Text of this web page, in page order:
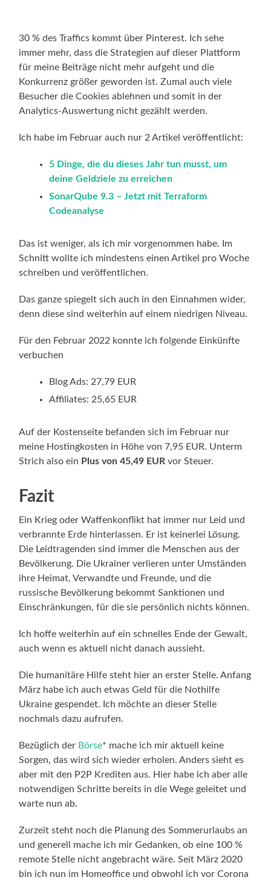
30 % des Traffics kommt über Pinterest. Ich sehe
immer mehr, dass die Strategien auf dieser Plattform
für meine Beiträge nicht mehr aufgeht und die
Konkurrenz größer geworden ist. Zumal auch viele
Besucher die Cookies ablehnen und somit in der
Analytics-Auswertung nicht gezählt werden.
Ich habe im Februar auch nur 2 Artikel veröffentlicht:
5 Dinge, die du dieses Jahr tun musst, um
deine Geldziele zu erreichen
SonarQube 9.3 – Jetzt mit Terraform
Codeanalyse
Das ist weniger, als ich mir vorgenommen habe. Im
Schnitt wollte ich mindestens einen Artikel pro Woche
schreiben und veröffentlichen.
Das ganze spiegelt sich auch in den Einnahmen wider,
denn diese sind weiterhin auf einem niedrigen Niveau.
Für den Februar 2022 konnte ich folgende Einkünfte
verbuchen
Blog Ads: 27,79 EUR
Affiliates: 25,65 EUR
Auf der Kostenseite befanden sich im Februar nur
meine Hostingkosten in Höhe von 7,95 EUR. Unterm
Strich also ein Plus von 45,49 EUR vor Steuer.
Fazit
Ein Krieg oder Waffenkonflikt hat immer nur Leid und
verbrannte Erde hinterlassen. Er ist keinerlei Lösung.
Die Leidtragenden sind immer die Menschen aus der
Bevölkerung. Die Ukrainer verlieren unter Umständen
ihre Heimat, Verwandte und Freunde, und die
russische Bevölkerung bekommt Sanktionen und
Einschränkungen, für die sie persönlich nichts können.
Ich hoffe weiterhin auf ein schnelles Ende der Gewalt,
auch wenn es aktuell nicht danach aussieht.
Die humanitäre Hilfe steht hier an erster Stelle. Anfang
März habe ich auch etwas Geld für die Nothilfe
Ukraine gespendet. Ich möchte an dieser Stelle
nochmals dazu aufrufen.
Bezüglich der Börse* mache ich mir aktuell keine
Sorgen, das wird sich wieder erholen. Anders sieht es
aber mit den P2P Krediten aus. Hier habe ich aber alle
notwendigen Schritte bereits in die Wege geleitet und
warte nun ab.
Zurzeit steht noch die Planung des Sommerurlaubs an
und generell mache ich mir Gedanken, ob eine 100 %
remote Stelle nicht angebracht wäre. Seit März 2020
bin ich nun im Homeoffice und obwohl ich vor Corona